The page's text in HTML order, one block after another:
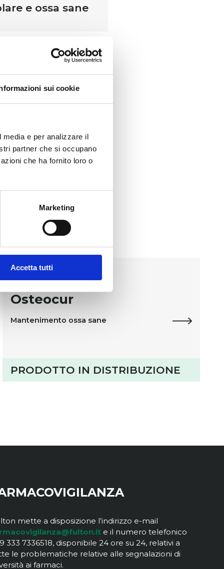
sui cookie
e per analizzare il
partner che si occupano
che ha fornito loro o
Marketing
Accetta tutti
e ossa sane
estratti
delle
per il
Integratori Alimentari
Osteocur
Mantenimento ossa sane
PRODOTTO IN DISTRIBUZIONE
mette a disposizione l’indirizzo e-mail
e il numero telefonico
333 7336518, disponibile 24 ore su 24, relativi a
le problematiche relative alle segnalazioni di
ai farmaci.